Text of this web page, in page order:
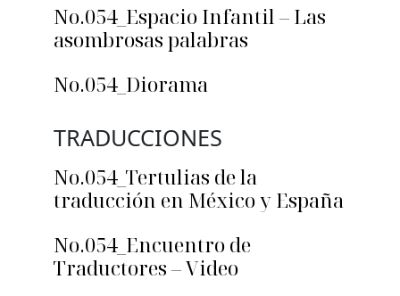
No.054_Espacio Infantil – Las
asombrosas palabras
No.054_Diorama
TRADUCCIONES
No.054_Tertulias de la
traducción en México y España
No.054_Encuentro de
Traductores – Video